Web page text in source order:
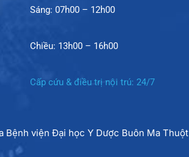
Sáng: 07h00 – 12h00
Chiều: 13h00 – 16h00
Cấp cứu & điều trị nội trú: 24/7
viện Đại học Y Dược Buôn Ma Thuột